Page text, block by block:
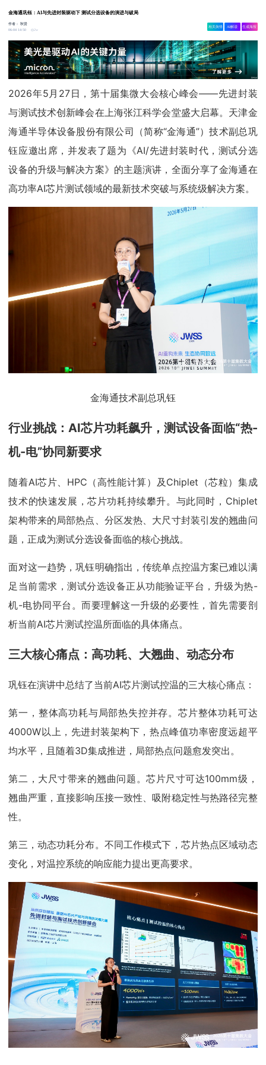
金海通巩钰：AI与先进封装驱动下 测试分选设备的演进与破局
作者：秋贤
06-04 14:50
2w
相关舆情 AI解读 生成海报
2026年5月27日，第十届集微大会核心峰会——先进封装
与测试技术创新峰会在上海张江科学会堂盛大启幕。天津金
海通半导体设备股份有限公司（简称“金海通”）技术副总巩
钰应邀出席，并发表了题为《AI/先进封装时代，测试分选
设备的升级与解决方案》的主题演讲，全面分享了金海通在
高功率AI芯片测试领域的最新技术突破与系统级解决方案。
金海通技术副总巩钰
行业挑战：AI芯片功耗飙升，测试设备面临“热-
机-电”协同新要求
随着AI芯片、HPC（高性能计算）及Chiplet（芯粒）集成
技术的快速发展，芯片功耗持续攀升。与此同时，Chiplet
架构带来的局部热点、分区发热、大尺寸封装引发的翘曲问
题，正成为测试分选设备面临的核心挑战。
面对这一趋势，巩钰明确指出，传统单点控温方案已难以满
足当前需求，测试分选设备正从功能验证平台，升级为热-
机-电协同平台。而要理解这一升级的必要性，首先需要剖
析当前AI芯片测试控温所面临的具体痛点。
三大核心痛点：高功耗、大翘曲、动态分布
巩钰在演讲中总结了当前AI芯片测试控温的三大核心痛点：
第一，整体高功耗与局部热失控并存。芯片整体功耗可达
4000W以上，先进封装架构下，热点峰值功率密度远超平
均水平，且随着3D集成推进，局部热点问题愈发突出。
第二，大尺寸带来的翘曲问题。芯片尺寸可达100mm级，
翘曲严重，直接影响压接一致性、吸附稳定性与热路径完整
性。
第三，动态功耗分布。不同工作模式下，芯片热点区域动态
变化，对温控系统的响应能力提出更高要求。